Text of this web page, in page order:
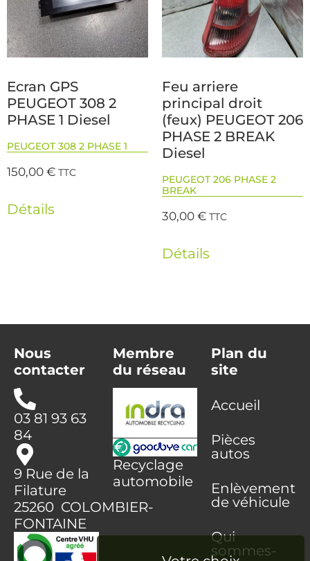
Ecran GPS
PEUGEOT 308 2
PHASE 1 Diesel
PEUGEOT 308 2 PHASE 1
150,00€ TTC
Détails
Feu arriere
principal droit
(feux) PEUGEOT 206
PHASE 2 BREAK
Diesel
PEUGEOT 206 PHASE 2
BREAK
30,00€ TTC
Détails
Nous
contacter
03 81 93 63
84
9 Rue de la
Filature
25260 COLOMBIER-
FONTAINE
Membre
du réseau
Recyclage
automobile
Plan du
site
Accueil
Pièces
autos
Enlèvement
de véhicule
Qui
sommes-